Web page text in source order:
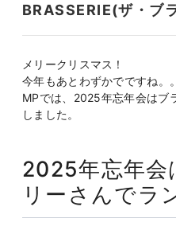
BRASSERIE(ザ・ブ
メリークリスマス！
今年もあとわずかでですね。
MPでは、2025年忘年会はブ
しました。
2025年忘年会
リーさんでラ